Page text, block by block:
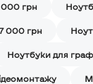
000 грн
000 грн
Ноутбуки для